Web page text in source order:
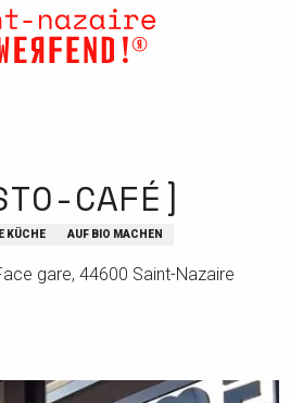
CAFÉ]
KÜCHE AUF BIO MACHEN
gare, 44600 Saint-Nazaire